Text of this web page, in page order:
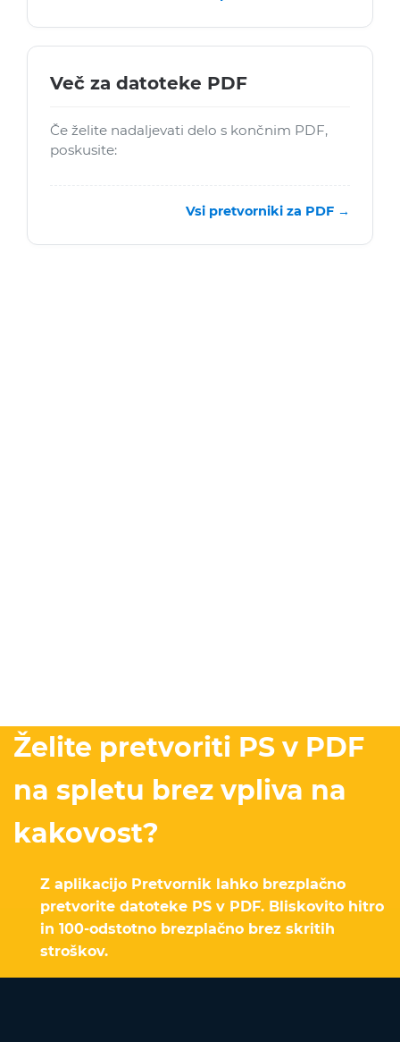
Več za datoteke PDF
Če želite nadaljevati delo s končnim PDF,
poskusite:
Vsi pretvorniki za PDF →
Želite pretvoriti PS v PDF
na spletu brez vpliva na
kakovost?
Z aplikacijo Pretvornik lahko brezplačno
pretvorite datoteke PS v PDF. Bliskovito hitro
in 100-odstotno brezplačno brez skritih
stroškov.